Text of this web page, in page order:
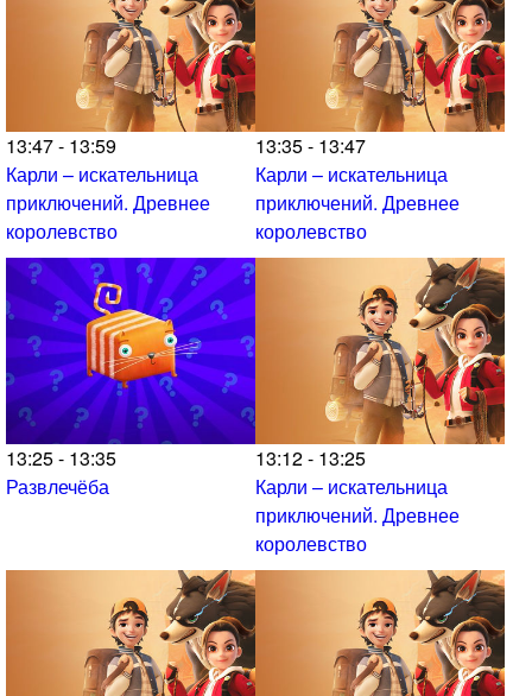
13:47 - 13:59
Карли – искательница
приключений. Древнее
королевство
13:35 - 13:47
Карли – искательница
приключений. Древнее
королевство
13:25 - 13:35
Развлечёба
13:12 - 13:25
Карли – искательница
приключений. Древнее
королевство